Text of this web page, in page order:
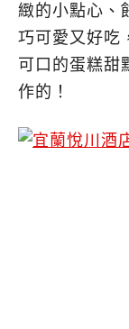
緻的小點心、
巧可愛又好吃
可口的蛋糕甜
作的！